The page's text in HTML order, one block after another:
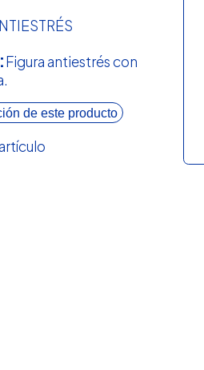
Figura antiestrés con
de este producto